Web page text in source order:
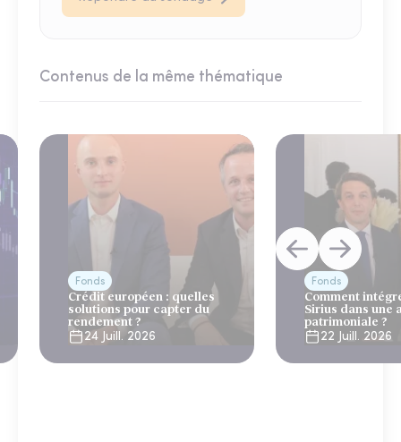
Contenus de la même thématique
Fonds
Crédit européen : quelles
solutions pour capter du
rendement ?
24 Juill. 2026
Fonds
Comment
Sirius dans une
patrimoniale ?
22 Juill. 2026